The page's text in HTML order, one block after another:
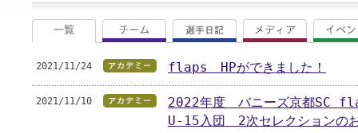
2021/11/24 flaps HPができました！
2021/11/10
2022年度 バニーズ京都SC
U-15入団 2次セレクションの